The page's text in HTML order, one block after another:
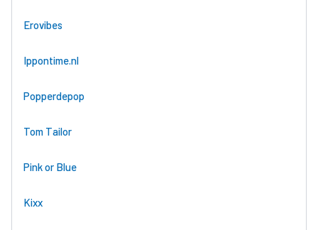
Erovibes
Ippontime.nl
Popperdepop
Tom Tailor
Pink or Blue
Kixx